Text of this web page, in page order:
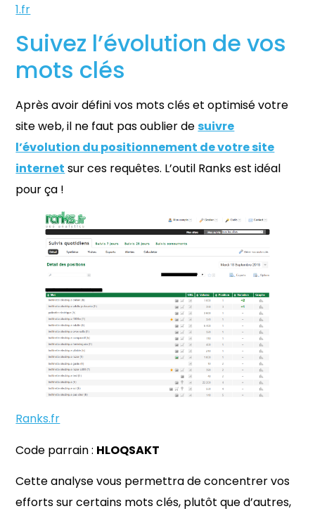
1.fr
Suivez l’évolution de vos
mots clés
Après avoir défini vos mots clés et optimisé votre
site web, il ne faut pas oublier desuivre
l’évolution du positionnement de votre site
internet sur ces requêtes. L’outil Ranks est idéal
pour ça !
Ranks.fr
Code parrain : HLOQSAKT
Cette analyse vous permettra de concentrer vos
efforts sur certains mots clés, plutôt que d’autres,